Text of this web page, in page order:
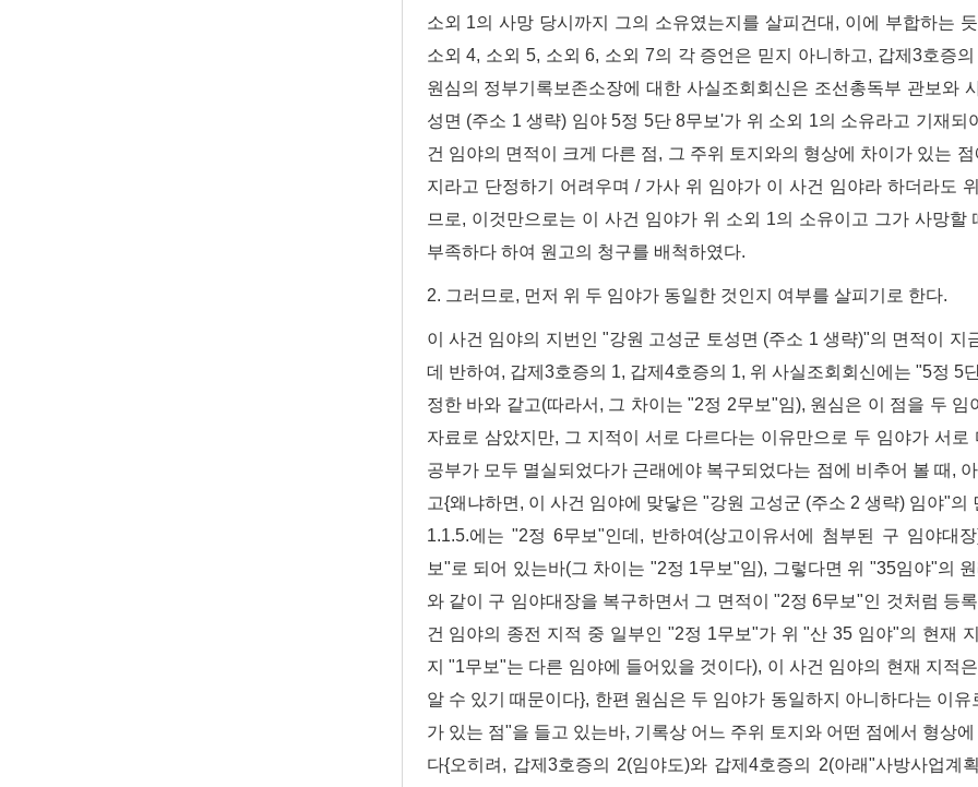
소외 1의 사망 당시까지 그의 소유였는지를 살피건대, 이에 부합하는
소외 4, 소외 5, 소외 6, 소외 7의 각 증언은 믿지 아니하고, 갑제3호증
원심의 정부기록보존소장에 대한 사실조회회신은 조선총독부 관보와
성면 (주소 1 생략) 임야 5정 5단 8무보'가 위 소외 1의 소유라고 기재되
건 임야의 면적이 크게 다른 점, 그 주위 토지와의 형상에 차이가 있는
지라고 단정하기 어려우며 / 가사 위 임야가 이 사건 임야라 하더라도
므로, 이것만으로는 이 사건 임야가 위 소외 1의 소유이고 그가 사망할
부족하다 하여 원고의 청구를 배척하였다.
2. 그러므로, 먼저 위 두 임야가 동일한 것인지 여부를 살피기로 한다.
이 사건 임야의 지번인 "강원 고성군 토성면 (주소 1 생략)"의 면적이 지
데 반하여, 갑제3호증의 1, 갑제4호증의 1, 위 사실조회회신에는 "5정 5
정한 바와 같고(따라서, 그 차이는 "2정 2무보"임), 원심은 이 점을 두
자료로 삼았지만, 그 지적이 서로 다르다는 이유만으로 두 임야가 서
공부가 모두 멸실되었다가 근래에야 복구되었다는 점에 비추어 볼 때,
고{왜냐하면, 이 사건 임야에 맞닿은 "강원 고성군 (주소 2 생략) 임야"
1.1.5.에는 "2정 6무보"인데, 반하여(상고이유서에 첨부된 구 임야대
보"로 되어 있는바(그 차이는 "2정 1무보"임), 그렇다면 위 "35임야"의
와 같이 구 임야대장을 복구하면서 그 면적이 "2정 6무보"인 것처럼 등
건 임야의 종전 지적 중 일부인 "2정 1무보"가 위 "산 35 임야"의 현재
지 "1무보"는 다른 임야에 들어있을 것이다), 이 사건 임야의 현재 지적
알 수 있기 때문이다}, 한편 원심은 두 임야가 동일하지 아니하다는 이
가 있는 점"을 들고 있는바, 기록상 어느 주위 토지와 어떤 점에서 형상
다{오히려, 갑제3호증의 2(임야도)와 갑제4호증의 2(아래"사방사업계